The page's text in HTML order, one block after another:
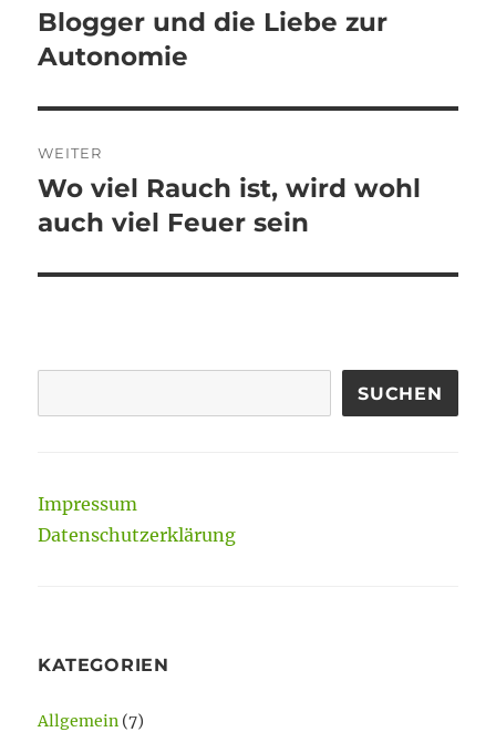
Vorheriger
Beitrag:
Blogger und die Liebe zur
Autonomie
WEITER
Nächster
Beitrag:
Wo viel Rauch ist, wird wohl
auch viel Feuer sein
SUCHEN
Impressum
Datenschutzerklärung
KATEGORIEN
Allgemein (7)